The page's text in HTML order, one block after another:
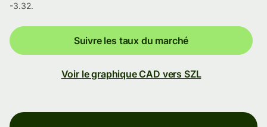
-3.32.
Suivre les taux du marché
Voir le graphique CAD vers SZL